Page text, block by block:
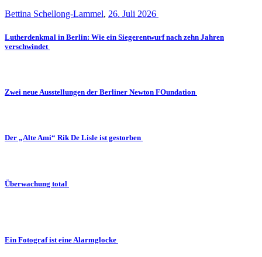
Bettina Schellong-Lammel, 26. Juli 2026
Lutherdenkmal in Berlin: Wie ein Siegerentwurf nach zehn Jahren
verschwindet
Zwei neue Ausstellungen der Berliner Newton FOundation
Der „Alte Ami“ Rik De Lisle ist gestorben
Überwachung total
Ein Fotograf ist eine Alarmglocke